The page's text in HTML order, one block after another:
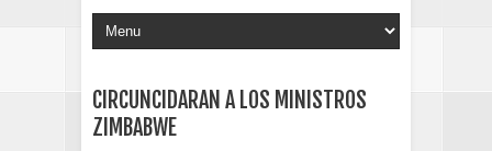
CIRCUNCIDARAN A LOS MINISTROS
ZIMBABWE